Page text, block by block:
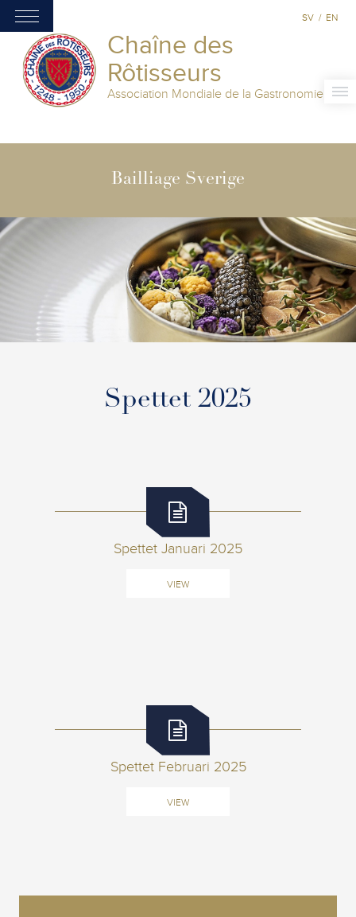
Chaîne des
Rôtisseurs
Association Mondiale de la Gastronomie
SV / EN
Bailliage Sverige
Spettet 2025
Spettet Januari 2025
VIEW
Spettet Februari 2025
VIEW